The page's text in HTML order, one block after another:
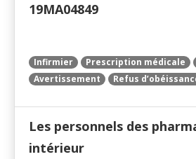
19MA04849
Infirmier Prescription médicale
Avertissement
Refus
Les personnels des
intérieur